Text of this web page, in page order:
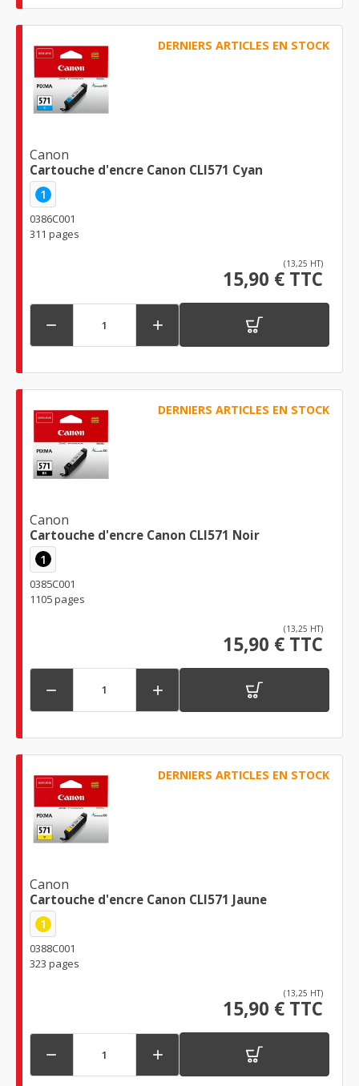
DERNIERS ARTICLES EN STOCK
Canon
Cartouche d'encre Canon CLI571 Cyan
1
0386C001
311 pages
(13,25 HT)
15,90 € TTC
 
DERNIERS ARTICLES EN STOCK
Canon
Cartouche d'encre Canon CLI571 Noir
1
0385C001
1105 pages
(13,25 HT)
15,90 € TTC
 
DERNIERS ARTICLES EN STOCK
Canon
Cartouche d'encre Canon CLI571 Jaune
1
0388C001
323 pages
(13,25 HT)
15,90 € TTC
 